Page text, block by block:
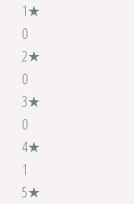
1★
0
2★
0
3★
0
4★
1
5★